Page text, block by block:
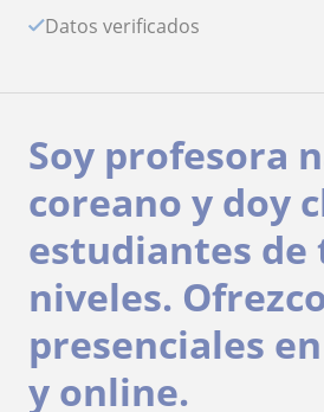
Datos verificados
Soy profesora
coreano y doy
estudiantes de
niveles.
presenciales
y online.